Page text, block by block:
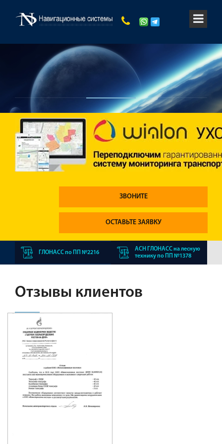
ЗВОНИТЕ
ОСТАВЬТЕ ЗАЯВКУ
ГЛОНАСС по ПП №2216
АСН ГЛОНАСС на лесную
технику по ПП №1378
Отзывы клиентов